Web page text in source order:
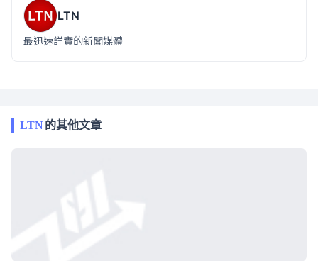
LTN
最迅速詳實的新聞媒體
LTN的其他文章